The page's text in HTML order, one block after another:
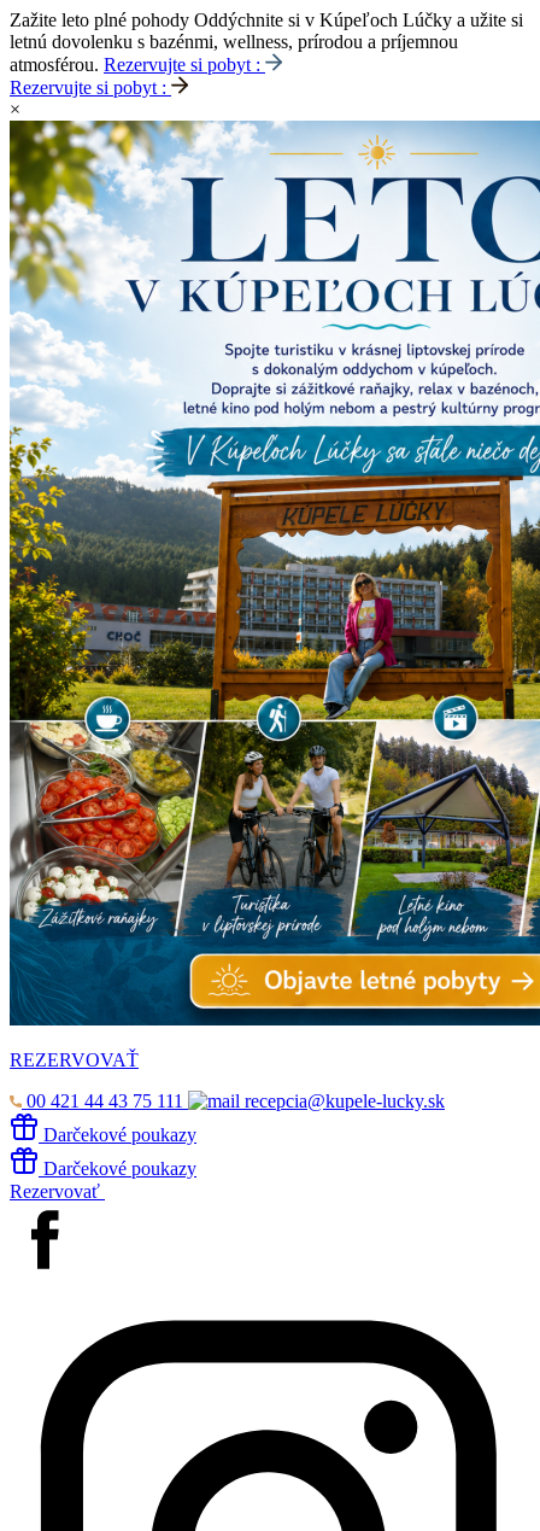
Zažite leto plné pohody Oddýchnite si v Kúpeľoch Lúčky a užite si
letnú dovolenku s bazénmi, wellness, prírodou a príjemnou
atmosférou. Rezervujte si pobyt :
Rezervujte si pobyt :
×
REZERVOVAŤ
00 421 44 43 75 111
recepcia@kupele-lucky.sk
Darčekové poukazy
Darčekové poukazy
Rezervovať